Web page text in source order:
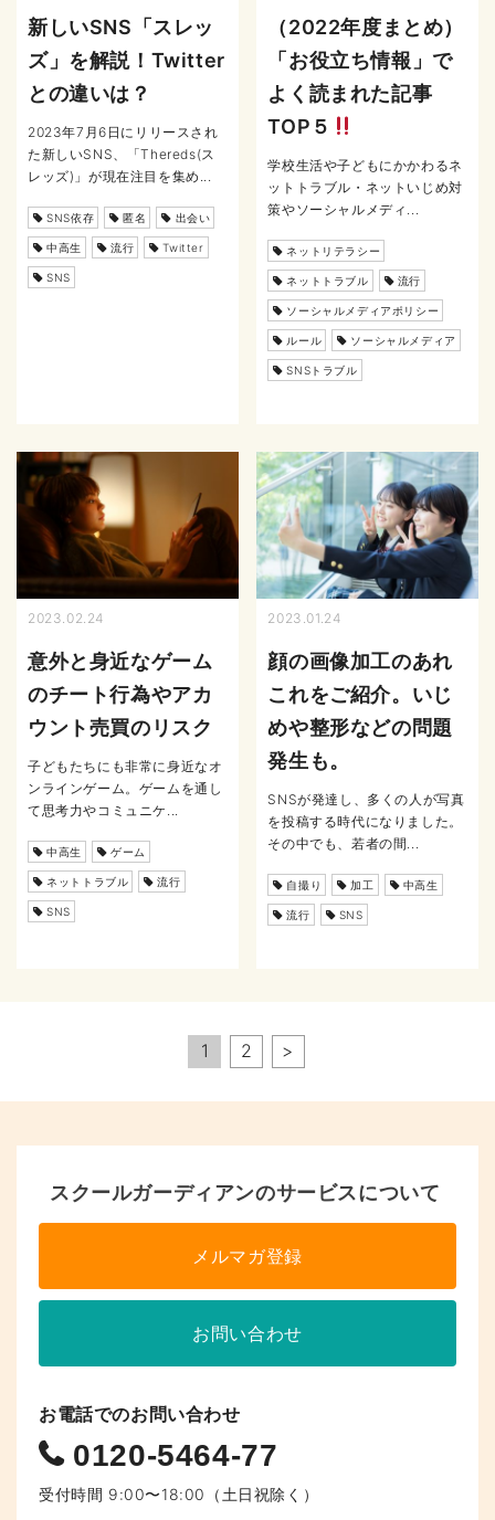
新しいSNS「スレッ
ズ」を解説！Twitter
との違いは？
2023年7月6日にリリースされ
た新しいSNS、「Thereds(ス
レッズ)」が現在注目を集め...
SNS依存 匿名 出会い
中高生 流行 Twitter
SNS
（2022年度まとめ）
「お役立ち情報」で
よく読まれた記事
TOP５
学校生活や子どもにかかわるネ
ットトラブル・ネットいじめ対
策やソーシャルメディ...
ネットリテラシー
ネットトラブル 流行
ソーシャルメディアポリシー
ルール ソーシャルメディア
SNSトラブル
2023.02.24
意外と身近なゲーム
のチート行為やアカ
ウント売買のリスク
子どもたちにも非常に身近なオ
ンラインゲーム。ゲームを通し
て思考力やコミュニケ...
中高生 ゲーム
ネットトラブル 流行
SNS
2023.01.24
顔の画像加工のあれ
これをご紹介。いじ
めや整形などの問題
発生も。
SNSが発達し、多くの人が写真
を投稿する時代になりました。
その中でも、若者の間...
自撮り 加工 中高生
流行 SNS
1 2 >
スクールガーディアンのサービスについて
メルマガ登録
お問い合わせ
お電話でのお問い合わせ
0120-5464-77
受付時間 9:00〜18:00（土日祝除く）